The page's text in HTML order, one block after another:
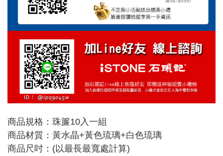
商品規格：珠簾10入一組
商品材質：黃水晶+黃色琉璃+白色琉璃
商品尺吋：(以最長最寬處計算)